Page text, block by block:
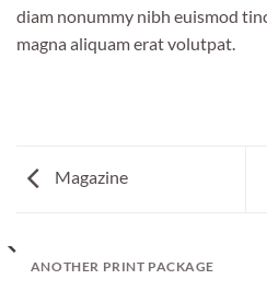
diam nonummy nibh euismod
magna aliquam erat volutpat.
Magazine
ANOTHER PRINT PACKAGE